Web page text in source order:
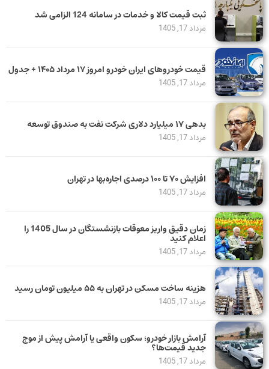
ثبت قیمت کالا و خدمات در سامانه 124 الزامی شد
مرداد 17, 1405
قیمت خودرو‌های ایران خودرو امروز ۱۷ مرداد ۱۴۰۵ + جدول
مرداد 17, 1405
بدهی ١٧ میلیارد دلاری شرکت نفت به صندوق توسعه
مرداد 17, 1405
افزایش ۷۰ تا ۱۰۰ درصدی اجاره‌بها در تهران
مرداد 17, 1405
زمان دقیق واریز معوقات بازنشستگان در سال 1405 را
اعلام کنید
مرداد 17, 1405
هزینه ساخت مسکن در تهران به ۵۵ میلیون تومان رسید
مرداد 17, 1405
آرامش بازار خودرو؛ سکون واقعی یا آرامش پیش از موج
جدید قیمت‌ها؟
مرداد 17, 1405